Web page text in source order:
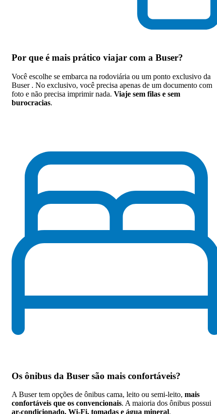
Por que é mais prático viajar com a Buser?
Você escolhe se embarca na rodoviária ou um ponto exclusivo da
Buser . No exclusivo, você precisa apenas de um documento com
foto e não precisa imprimir nada. Viaje sem filas e sem
burocracias.
Os ônibus da Buser são mais confortáveis?
A Buser tem opções de ônibus cama, leito ou semi-leito, mais
confortáveis que os convencionais. A maioria dos ônibus possui
ar-condicionado, Wi-Fi, tomadas e água mineral.